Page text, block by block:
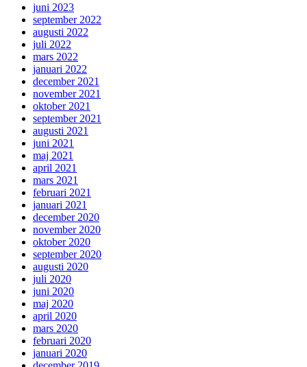
juni 2023
september 2022
augusti 2022
juli 2022
mars 2022
januari 2022
december 2021
november 2021
oktober 2021
september 2021
augusti 2021
juni 2021
maj 2021
april 2021
mars 2021
februari 2021
januari 2021
december 2020
november 2020
oktober 2020
september 2020
augusti 2020
juli 2020
juni 2020
maj 2020
april 2020
mars 2020
februari 2020
januari 2020